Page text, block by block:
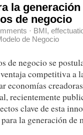
la
de negocio
· BMI,
de Negocio
de negocio se
competitiva a
economías
recientemente
clave de esta
la generación